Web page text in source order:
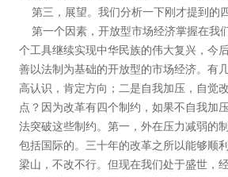
第三，展望。我们分析一下刚才提到的
第一个因素，开放型市场经济掌握在我
个工具继续实现中华民族的伟大复兴，今
善以法制为基础的开放型的市场经济。有
高认识，肯定方向；二是自我加压，自觉
点？因为改革有四个制约，如果不自我加
法突破这些制约。第一，外在压力减弱的
包括国际的。三十年的改革之所以能够顺
梁山，不改不行。但现在我们处于盛世，